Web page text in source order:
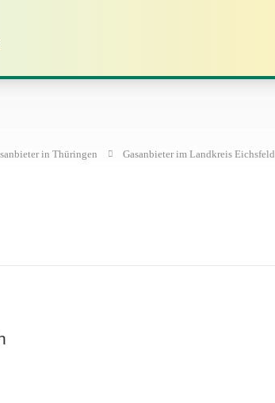
in Thüringen Gasanbieter im Landkreis Eichsfeld